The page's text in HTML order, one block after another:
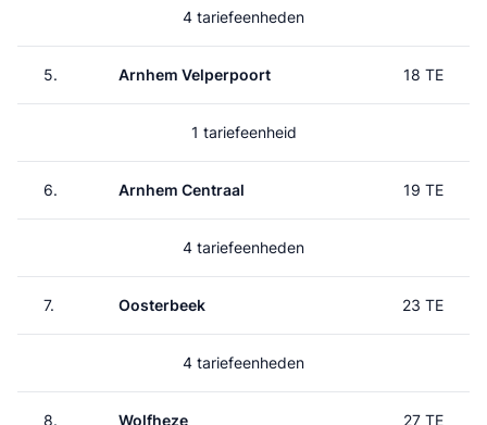
4 tariefeenheden
5. Arnhem Velperpoort 18 TE
1 tariefeenheid
6. Arnhem Centraal 19 TE
4 tariefeenheden
7. Oosterbeek 23 TE
4 tariefeenheden
8. Wolfheze 27 TE